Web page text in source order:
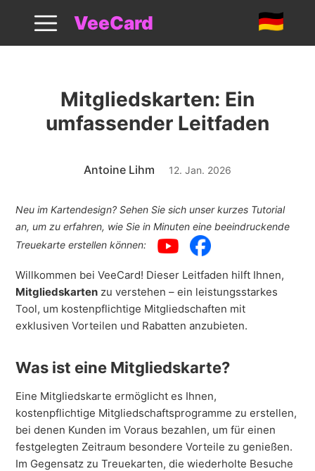
VeeCard
Mitgliedskarten: Ein
umfassender Leitfaden
Antoine Lihm 12. Jan. 2026
Neu im Kartendesign? Sehen Sie sich unser kurzes Tutorial
an, um zu erfahren, wie Sie in Minuten eine beeindruckende
Treuekarte erstellen können:
Willkommen bei VeeCard! Dieser Leitfaden hilft Ihnen,
Mitgliedskarten zu verstehen – ein leistungsstarkes
Tool, um kostenpflichtige Mitgliedschaften mit
exklusiven Vorteilen und Rabatten anzubieten.
Was ist eine Mitgliedskarte?
Eine Mitgliedskarte ermöglicht es Ihnen,
kostenpflichtige Mitgliedschaftsprogramme zu erstellen,
bei denen Kunden im Voraus bezahlen, um für einen
festgelegten Zeitraum besondere Vorteile zu genießen.
Im Gegensatz zu Treuekarten, die wiederholte Besuche